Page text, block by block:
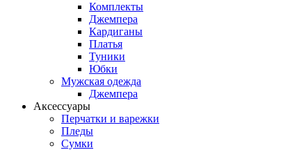
Комплекты
Джемпера
Кардиганы
Платья
Туники
Юбки
Мужская одежда
Джемпера
Аксессуары
Перчатки и варежки
Пледы
Сумки